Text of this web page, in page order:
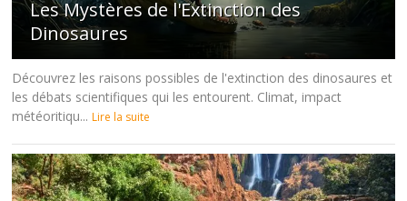
Les Mystères de l'Extinction des
Dinosaures
Découvrez les raisons possibles de l'extinction des dinosaures et
les débats scientifiques qui les entourent. Climat, impact
météoritiqu... Lire la suite